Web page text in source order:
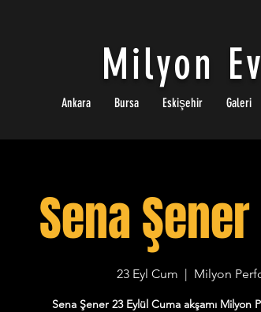
Ankara Bursa Eskişehir Galeri
Milyon
Sena
23 Eyl Cum
  |
Milyon
Sena Şener 23 Eylül Cuma akşamı